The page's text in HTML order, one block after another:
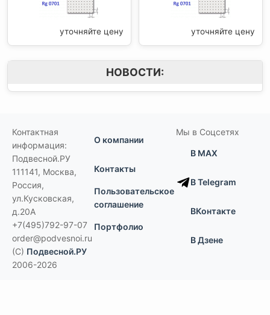
уточняйте цену уточняйте цену
НОВОСТИ:
Контактная
информация:
Подвесной.РУ
111141, Москва,
Россия,
ул.Кусковская,
д.20А
+7(495)792-97-07
order@podvesnoi.ru
(C) Подвесной.РУ
2006-2026
О компании
Контакты
Пользовательское
соглашение
Портфолио
Мы в Соцсетях
В MAX
В Telegram
ВКонтакте
В Дзене